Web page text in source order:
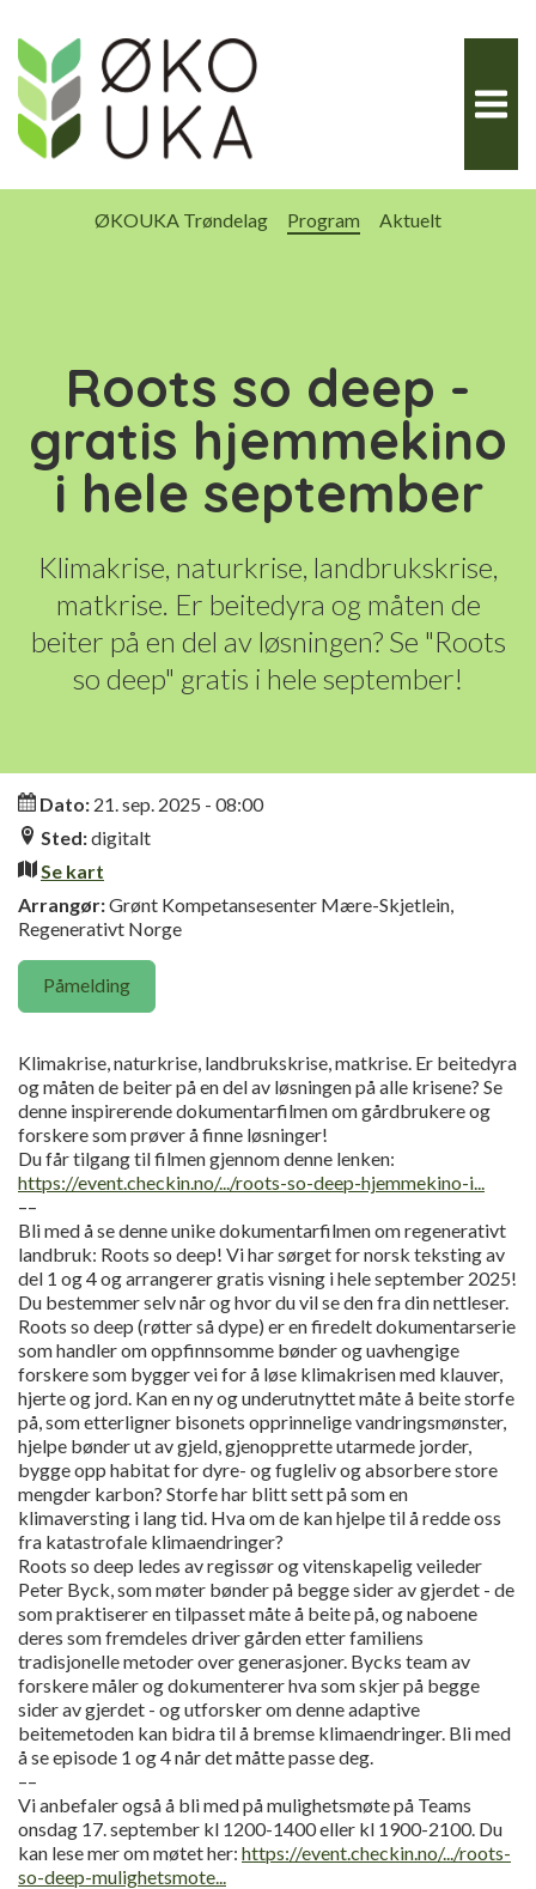
innhold
ØKOUKA Trøndelag Program Aktuelt
Roots so deep -
gratis hjemmekino
i hele september
Klimakrise, naturkrise, landbrukskrise,
matkrise. Er beitedyra og måten de
beiter på en del av løsningen? Se "Roots
so deep" gratis i hele september!
Informasjon
Dato:21. sep. 2025 - 08:00
Sted:digitalt
Se kart
Arrangør:Grønt Kompetansesenter Mære-Skjetlein,
Regenerativt Norge
Påmelding
Klimakrise, naturkrise, landbrukskrise, matkrise. Er beitedyra
og måten de beiter på en del av løsningen på alle krisene? Se
denne inspirerende dokumentarfilmen om gårdbrukere og
forskere som prøver å finne løsninger!
Du får tilgang til filmen gjennom denne lenken:
https://event.checkin.no/.../roots-so-deep-hjemmekino-i...
––
Bli med å se denne unike dokumentarfilmen om regenerativt
landbruk: Roots so deep! Vi har sørget for norsk teksting av
del 1 og 4 og arrangerer gratis visning i hele september 2025!
Du bestemmer selv når og hvor du vil se den fra din nettleser.
Roots so deep (røtter så dype) er en firedelt dokumentarserie
som handler om oppfinnsomme bønder og uavhengige
forskere som bygger vei for å løse klimakrisen med klauver,
hjerte og jord. Kan en ny og underutnyttet måte å beite storfe
på, som etterligner bisonets opprinnelige vandringsmønster,
hjelpe bønder ut av gjeld, gjenopprette utarmede jorder,
bygge opp habitat for dyre- og fugleliv og absorbere store
mengder karbon? Storfe har blitt sett på som en
klimaversting i lang tid. Hva om de kan hjelpe til å redde oss
fra katastrofale klimaendringer?
Roots so deep ledes av regissør og vitenskapelig veileder
Peter Byck, som møter bønder på begge sider av gjerdet - de
som praktiserer en tilpasset måte å beite på, og naboene
deres som fremdeles driver gården etter familiens
tradisjonelle metoder over generasjoner. Bycks team av
forskere måler og dokumenterer hva som skjer på begge
sider av gjerdet - og utforsker om denne adaptive
beitemetoden kan bidra til å bremse klimaendringer. Bli med
å se episode 1 og 4 når det måtte passe deg.
––
Vi anbefaler også å bli med på mulighetsmøte på Teams
onsdag 17. september kl 1200-1400 eller kl 1900-2100. Du
kan lese mer om møtet her: https://event.checkin.no/.../roots-
so-deep-mulighetsmote...